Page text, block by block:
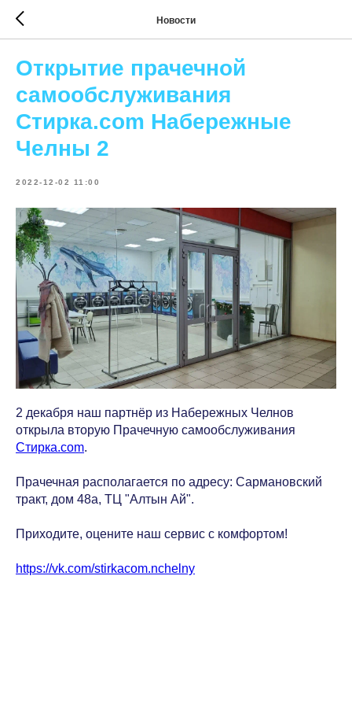
Новости
Открытие прачечной
самообслуживания
Стирка.com Набережные
Челны 2
2022-12-02 11:00
2 декабря наш партнёр из Набережных Челнов
открыла вторую Прачечную самообслуживания
Стирка.com.
Прачечная располагается по адресу: Сармановский
тракт, дом 48а, ТЦ "Алтын Ай".
Приходите, оцените наш сервис с комфортом!
https://vk.com/stirkacom.nchelny